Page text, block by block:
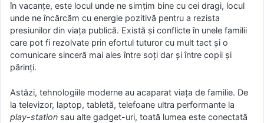
în vacanțe, este locul unde ne simțim bine cu cei dragi, locul
unde ne încărcăm cu energie pozitivă pentru a rezista
presiunilor din viața publică. Există și conflicte în unele familii
care pot fi rezolvate prin efortul tuturor cu mult tact și o
comunicare sinceră mai ales între soți dar și între copii și
părinți.
Astăzi, tehnologiile moderne au acaparat viața de familie. De
la televizor, laptop, tabletă, telefoane ultra performante la
play-station sau alte gadget-uri, toată lumea este conectată